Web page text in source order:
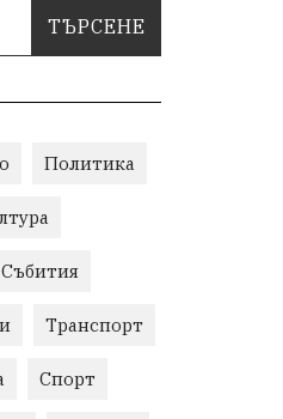
Политика
Събития
Транспорт
Спорт